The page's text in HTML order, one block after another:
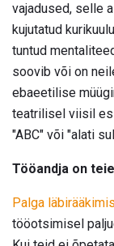
vajadused, selle
kujutatud
tuntud
soovib või on
ebaeetilise
teatrilisel viisil
"ABC" või "alati
Tööandja on
Palga
tööotsimisel